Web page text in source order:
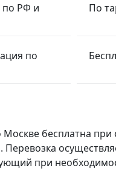
по РФ и
По
по
Москве бесплатна при
Перевозка
при